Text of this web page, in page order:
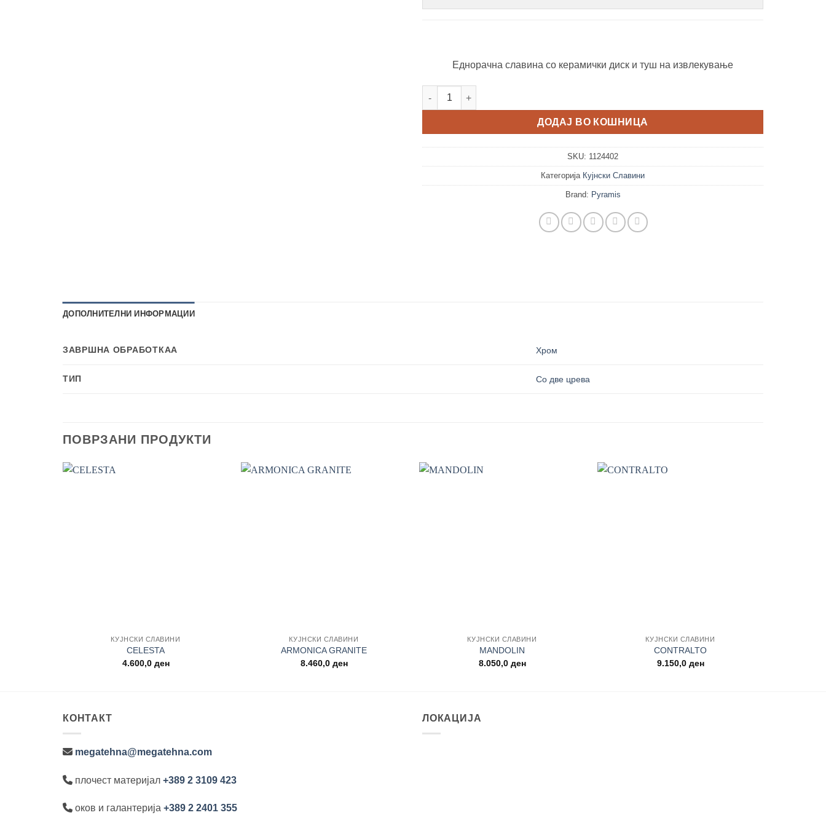
Еднорачна славина со керамички диск и туш на извлекување
AMADA CHROME количина
ДОДАЈ ВО КОШНИЦА
SKU: 1124402
Категорија Кујнски Славини
Brand: Pyramis
ДОПОЛНИТЕЛНИ ИНФОРМАЦИИ
ЗАВРШНА ОБРАБОТКАА Хром
ТИП Со две црева
ПОВРЗАНИ ПРОДУКТИ
КУЈНСКИ СЛАВИНИ
CELESTA
4.600,0 ден
КУЈНСКИ СЛАВИНИ
ARMONICA GRANITE
8.460,0 ден
КУЈНСКИ СЛАВИНИ
MANDOLIN
8.050,0 ден
КУЈНСКИ СЛАВИНИ
CONTRALTO
9.150,0 ден
КОНТАКТ
megatehna@megatehna.com
плочест материјал +389 2 3109 423
оков и галантерија +389 2 2401 355
ЛОКАЦИЈА